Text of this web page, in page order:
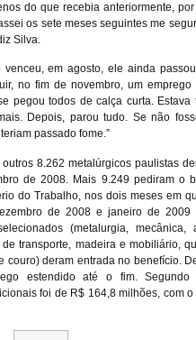
do que recebia anteriormente,
os sete meses seguintes me
Silva.
em agosto, ele ainda
no fim de novembro, um emprego
pegou todos de calça curta. Estava
Depois, parou tudo. Se não
passado fome.”
8.262 metalúrgicos paulistas
de 2008. Mais 9.249 pediram o
do Trabalho, nos dois meses em
de 2008 e janeiro de 2009
(metalurgia, mecânica,
transporte, madeira e mobiliário,
couro) deram entrada no benefício.
estendido até o fim. Segundo
foi de R$ 164,8 milhões, com